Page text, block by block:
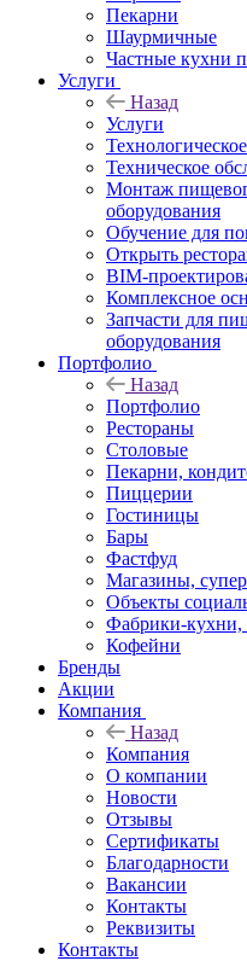
Пекарни
Шаурмичные
Частные кухни
Услуги
Назад
Услуги
Техническое
Монтаж
оборудования
Обучение для
Открыть
BIM-
Комплексное
Запчасти для
оборудования
Портфолио
Назад
Портфолио
Рестораны
Столовые
Пекарни,
Пиццерии
Гостиницы
Бары
Фастфуд
Магазины,
Объекты
Фабрики-кухни,
Кофейни
Бренды
Акции
Компания
Назад
Компания
О компании
Новости
Отзывы
Сертификаты
Благодарности
Вакансии
Контакты
Реквизиты
Контакты